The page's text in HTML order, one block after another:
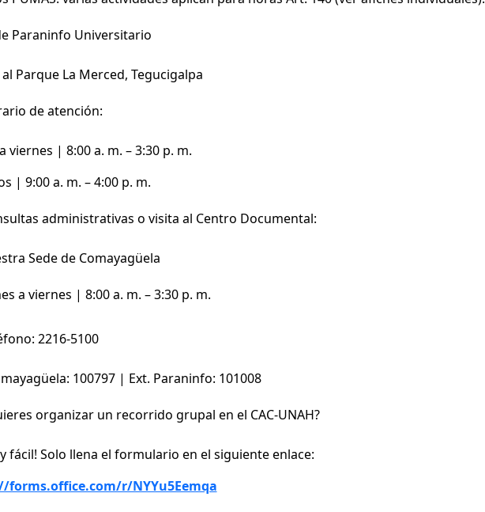
Paraninfo Universitario
Parque La Merced, Tegucigalpa
de atención:
viernes | 8:00 a. m. – 3:30 p. m.
| 9:00 a. m. – 4:00 p. m.
administrativas o visita al Centro Documental:
Sede de Comayagüela
a viernes | 8:00 a. m. – 3:30 p. m.
2216-5100
100797 | Ext. Paraninfo: 101008
organizar un recorrido grupal en el CAC-UNAH?
fácil! Solo llena el formulario en el siguiente enlace:
forms.office.com/r/NYYu5Eemqa